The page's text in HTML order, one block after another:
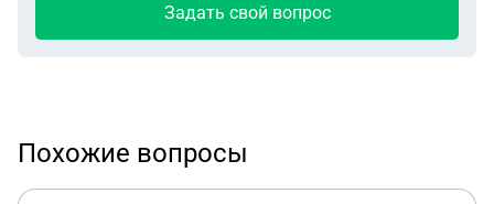
Задать свой вопрос
Похожие вопросы